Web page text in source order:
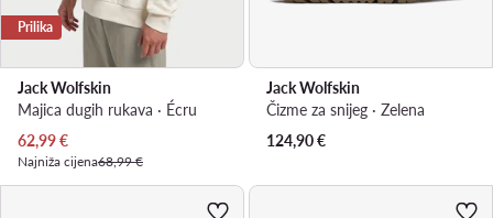
Prilika
Jack Wolfskin
Majica dugih rukava · Écru
Trenutna cijena
62,99€
Najniža cijena68,99 €
Jack Wolfskin
Čizme za snijeg · Zelena
124,90€